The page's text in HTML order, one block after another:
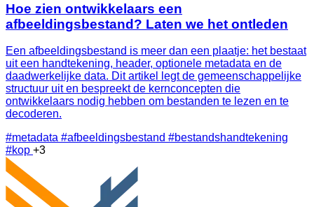
Hoe zien ontwikkelaars een
afbeeldingsbestand? Laten we het ontleden
Een afbeeldingsbestand is meer dan een plaatje: het bestaat
uit een handtekening, header, optionele metadata en de
daadwerkelijke data. Dit artikel legt de gemeenschappelijke
structuur uit en bespreekt de kernconcepten die
ontwikkelaars nodig hebben om bestanden te lezen en te
decoderen.
#metadata #afbeeldingsbestand #bestandshandtekening
#kop +3